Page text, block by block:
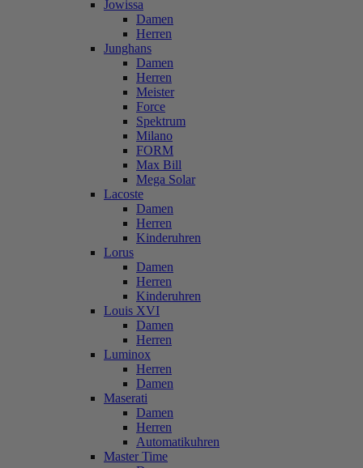
Jowissa
Damen
Herren
Junghans
Damen
Herren
Meister
Force
Spektrum
Milano
FORM
Max Bill
Mega Solar
Lacoste
Damen
Herren
Kinderuhren
Lorus
Damen
Herren
Kinderuhren
Louis XVI
Damen
Herren
Luminox
Herren
Damen
Maserati
Damen
Herren
Automatikuhren
Master Time